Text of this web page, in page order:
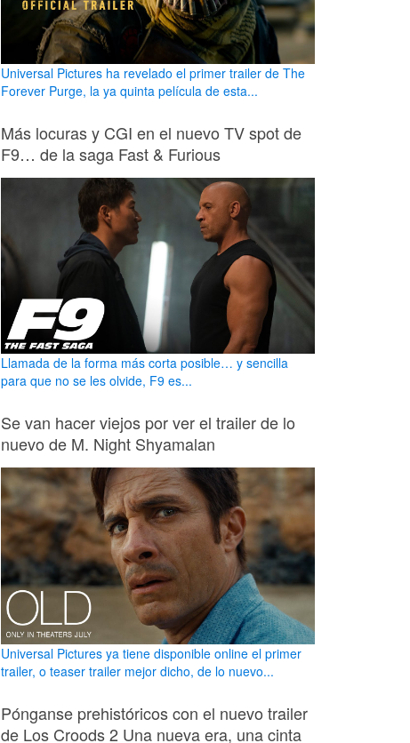
Universal Pictures ha revelado el primer trailer de The
Forever Purge, la ya quinta película de esta...
Más locuras y CGI en el nuevo TV spot de
F9… de la saga Fast & Furious
Llamada de la forma más corta posible… y sencilla
para que no se les olvide, F9 es...
Se van hacer viejos por ver el trailer de lo
nuevo de M. Night Shyamalan
Universal Pictures ya tiene disponible online el primer
trailer, o teaser trailer mejor dicho, de lo nuevo...
Pónganse prehistóricos con el nuevo trailer
de Los Croods 2 Una nueva era, una cinta